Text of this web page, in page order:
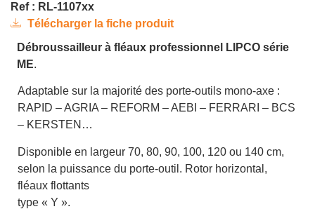
Ref : RL-1107xx
Télécharger la fiche produit
Débroussailleur à fléaux professionnel LIPCO série
ME.
Adaptable sur la majorité des porte-outils mono-axe :
RAPID – AGRIA – REFORM – AEBI – FERRARI – BCS
– KERSTEN…
Disponible en largeur 70, 80, 90, 100, 120 ou 140 cm,
selon la puissance du porte-outil. Rotor horizontal,
fléaux flottants
type « Y ».